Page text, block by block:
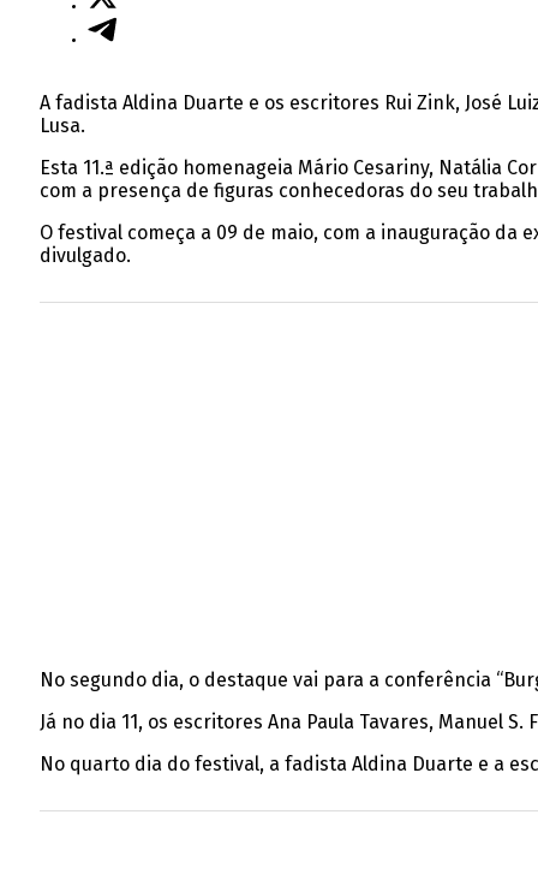
A fadista Aldina Duarte e os escritores Rui Zink, José
Lusa.
Esta 11.ª edição homenageia Mário Cesariny, Natália
com a presença de figuras conhecedoras do seu
O festival começa a 09 de maio, com a inauguração da
divulgado.
No segundo dia, o destaque vai para a conferência
Já no dia 11, os escritores Ana Paula Tavares, Manuel
No quarto dia do festival, a fadista Aldina Duarte e a